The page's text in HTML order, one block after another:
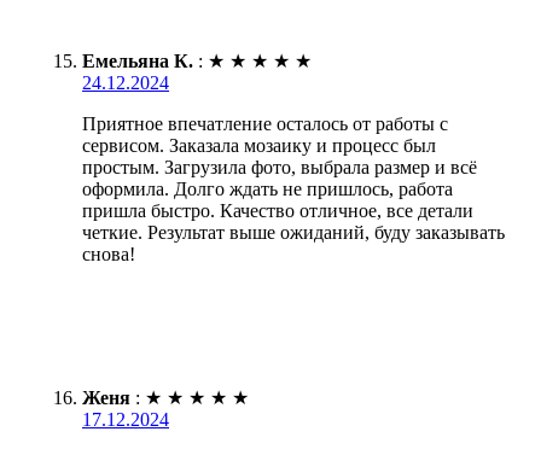
Емельяна К. : ★ ★ ★ ★ ★
24.12.2024
Приятное впечатление осталось от работы с
сервисом. Заказала мозаику и процесс был
простым. Загрузила фото, выбрала размер и всё
оформила. Долго ждать не пришлось, работа
пришла быстро. Качество отличное, все детали
четкие. Результат выше ожиданий, буду заказывать
снова!
Женя : ★ ★ ★ ★ ★
17.12.2024